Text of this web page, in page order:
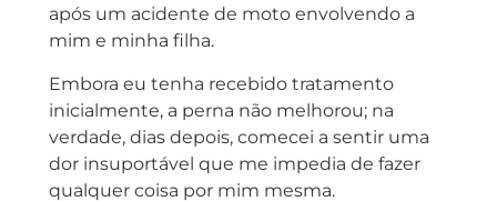
após um acidente de moto envolvendo a
mim e minha filha.
Embora eu tenha recebido tratamento
inicialmente, a perna não melhorou; na
verdade, dias depois, comecei a sentir uma
dor insuportável que me impedia de fazer
qualquer coisa por mim mesma.